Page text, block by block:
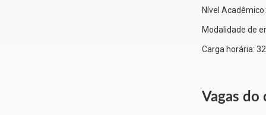
Nível
Modalidade de
Carga horária:
Vagas do